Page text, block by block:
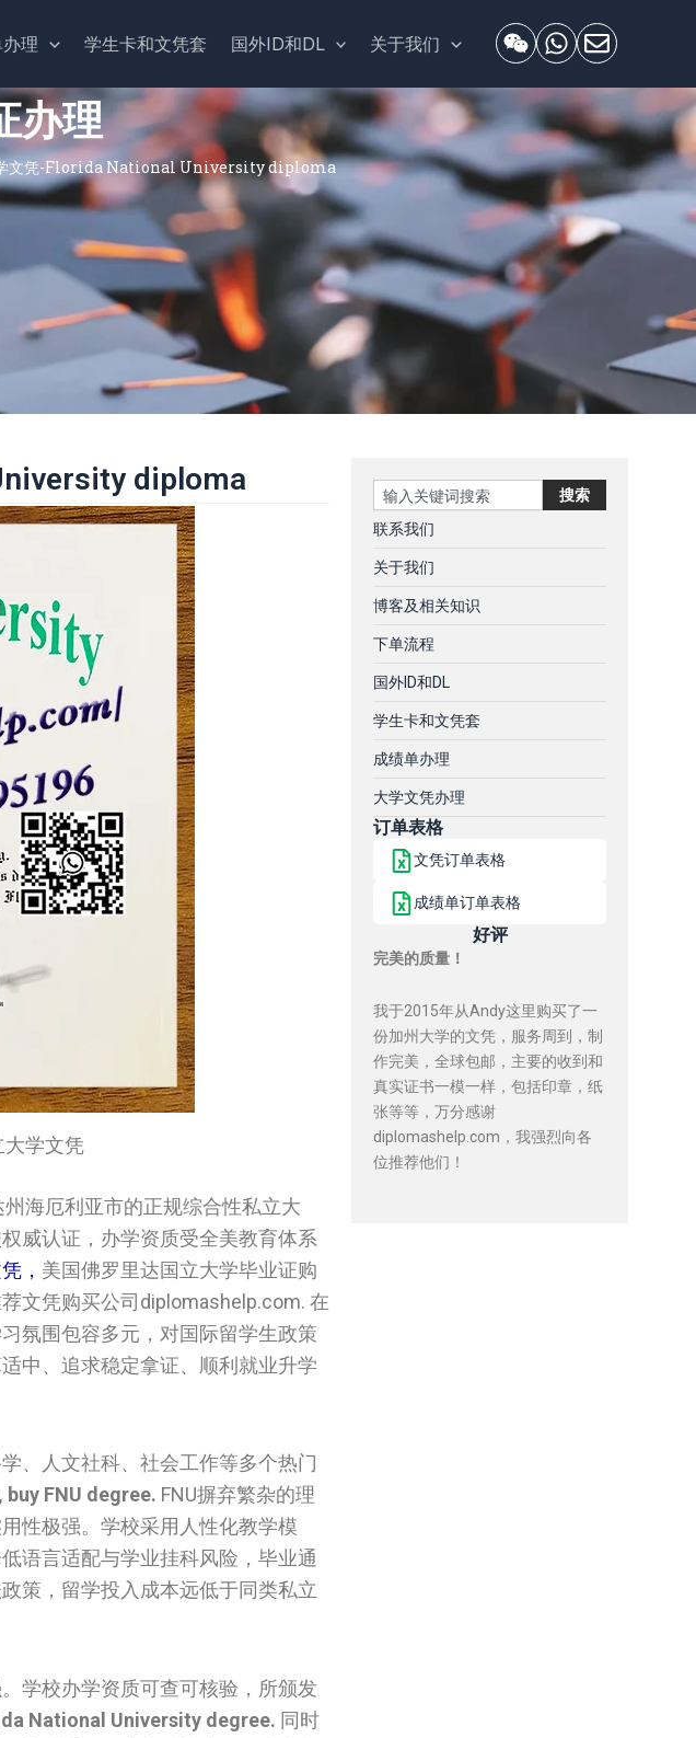
理 学生卡和文凭套 国外ID和DL 关于我们
办理
学文凭-Florida National University diploma
diploma
大学文凭
海厄利亚市的正规综合性私立大
威认证，办学资质受全美教育体系
， 美国佛罗里达国立大学毕业证购
文凭购买公司diplomashelp.com. 在
氛围包容多元，对国际留学生政策
中、追求稳定拿证、顺利就业升学
、人文社科、社会工作等多个热门
FNU degree. FNU摒弃繁杂的理
性极强。学校采用人性化教学模
语言适配与学业挂科风险，毕业通
策，留学投入成本远低于同类私立
学校办学资质可查可核验，所颁发
National University degree. 同时
Search 搜索
联系我们
关于我们
博客及相关知识
下单流程
国外ID和DL
学生卡和文凭套
成绩单办理
大学文凭办理
订单表格
文凭订单表格
成绩单订单表格
好评
完美的质量！
我于2015年从Andy这里购买了一
份加州大学的文凭，服务周到，制
作完美，全球包邮，主要的收到和
真实证书一模一样，包括印章，纸
张等等，万分感谢
diplomashelp.com，我强烈向各
位推荐他们！